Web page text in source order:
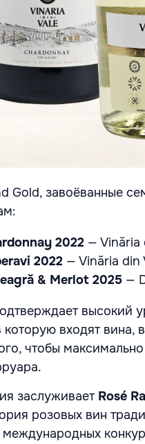
Gold, завоёванные
2022 — Vinăria
2022 — Vinăria din
& Merlot 2025 —
высокий
которую входят
чтобы
заслуживает Rosé
розовых вин
международных